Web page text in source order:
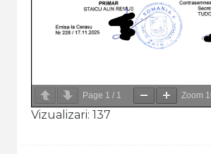
Page 1 / 1 Zoom
Vizualizari: 137